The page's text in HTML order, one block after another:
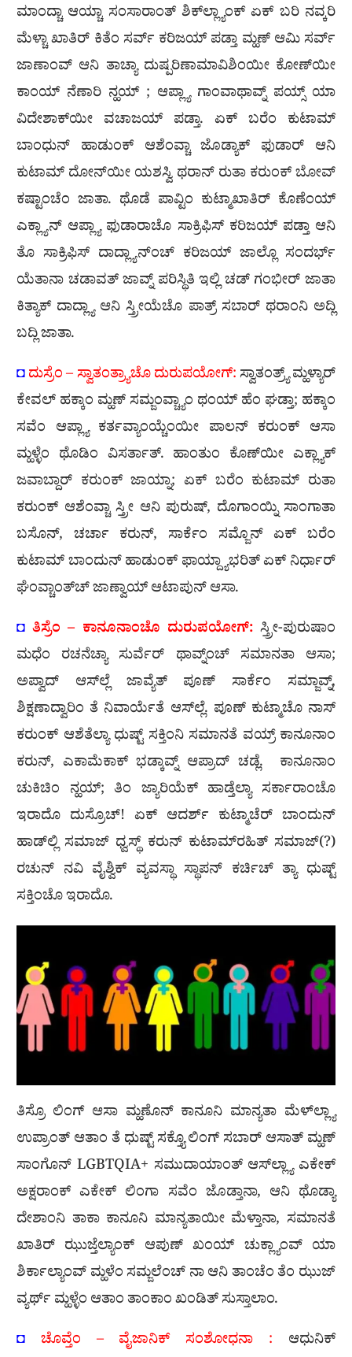
ಮಾಂದ್ಚಾ ಆಯ್ಚಾ ಸಂಸಾರಾಂತ್ ಶಿಕ್‍ಲ್ಲ್ಯಾಂಕ್ ಏಕ್ ಬರಿ ನವ್ಕರಿ
ಮೆಳ್ಚಾ ಖಾತಿರ್ ಕಿತೆಂ ಸರ್ವ್ ಕರಿಜಯ್ ಪಡ್ತಾ ಮ್ಹಣ್ ಆಮಿ ಸರ್ವ್
ಜಾಣಾಂವ್ ಆನಿ ತಾಚ್ಯಾ ದುಷ್ಪರಿಣಾಮಾವಿಶಿಂಯೀ ಕೋಣ್‍ಯೀ
ಕಾಂಯ್ ನೆಣಾರಿ ನ್ಹಯ್ ; ಆಪ್ಲ್ಯಾ ಗಾಂವಾಥಾವ್ನ್ ಪಯ್ಸ್ ಯಾ
ವಿದೇಶಾಕ್‍ಯೀ ವಚಾಜಯ್ ಪಡ್ತಾ. ಏಕ್ ಬರೆಂ ಕುಟಾಮ್
ಬಾಂಧುನ್ ಹಾಡುಂಕ್ ಆಶೆಂವ್ಚಾ ಜೊಡ್ಯಾಕ್ ಫುಡಾರ್ ಆನಿ
ಕುಟಾಮ್ ದೋನ್‍ಯೀ ಯಶಸ್ವಿ ಥರಾನ್ ರುತಾ ಕರುಂಕ್ ಬೋವ್
ಕಷ್ಟಾಂಚೆಂ ಜಾತಾ. ಥೊಡೆ ಪಾವ್ಟಿಂ ಕುಟ್ಮಾಖಾತಿರ್ ಕೊಣೆಂಯ್
ಎಕ್ಲ್ಯಾನ್ ಆಪ್ಲ್ಯಾ ಫುಡಾರಾಚೊ ಸಾಕ್ರಿಫಿಸ್ ಕರಿಜಯ್ ಪಡ್ತಾ ಆನಿ
ತೊ ಸಾಕ್ರಿಫಿಸ್ ದಾದ್ಲ್ಯಾನ್ಂಚ್ ಕರಿಜಯ್ ಜಾಲ್ಲೊ ಸಂದರ್ಭ್
ಯೆತಾನಾ ಚಡಾವತ್ ಜಾವ್ನ್ ಪರಿಸ್ಥಿತಿ ಇಲ್ಲಿ ಚಡ್ ಗಂಭೀರ್ ಜಾತಾ
ಕಿತ್ಯಾಕ್ ದಾದ್ಲ್ಯಾ ಆನಿ ಸ್ತ್ರೀಯೆಚೊ ಪಾತ್ರ್ ಸಬಾರ್ ಥರಾಂನಿ ಅದ್ಲಿ
ಬದ್ಲಿ ಜಾತಾ.
◘ದುಸ್ರೆಂ – ಸ್ವಾತಂತ್ರ್ಯಾಚೊ ದುರುಪಯೋಗ್: ಸ್ವಾತಂತ್ರ್ಯ್ ಮ್ಹಳ್ಯಾರ್
ಕೇವಲ್ ಹಕ್ಕಾಂ ಮ್ಹಣ್ ಸಮ್ಜಂವ್ಚ್ಯಾಂ ಥಂಯ್ ಹೆಂ ಘಡ್ತಾ; ಹಕ್ಕಾಂ
ಸವೆಂ ಆಪ್ಲ್ಯಾ ಕರ್ತವ್ಯಾಂಯ್ಚೆಂಯೀ ಪಾಲನ್ ಕರುಂಕ್ ಆಸಾ
ಮ್ಹಳ್ಳೆಂ ಥೊಡಿಂ ವಿಸರ್ತಾತ್. ಹಾಂತುಂ ಕೊಣ್‍ಯೀ ಎಕ್ಲ್ಯಾಕ್
ಜವಾಬ್ದಾರ್ ಕರುಂಕ್ ಜಾಯ್ನಾ; ಏಕ್ ಬರೆಂ ಕುಟಾಮ್ ರುತಾ
ಕರುಂಕ್ ಆಶೆಂವ್ಚಾ ಸ್ತ್ರೀ ಆನಿ ಪುರುಷ್, ದೊಗಾಂಯ್ನಿ ಸಾಂಗಾತಾ
ಬಸೊನ್, ಚರ್ಚಾ ಕರುನ್, ಸಾರ್ಕೆಂ ಸಮ್ಜೊನ್ ಏಕ್ ಬರೆಂ
ಕುಟಾಮ್ ಬಾಂದುನ್ ಹಾಡುಂಕ್ ಫಾಯ್ದ್ಯಾಭರಿತ್ ಏಕ್ ನಿರ್ಧಾರ್
ಘೆಂವ್ಚಾಂತ್‍ಚ್ ಜಾಣ್ವಾಯ್ ಆಟಾಪುನ್ ಆಸಾ.
◘ ತಿಸ್ರೆಂ – ಕಾನೂನಾಂಚೊ ದುರುಪಯೋಗ್:ಸ್ತ್ರೀ-ಪುರುಷಾಂ
ಮಧೆಂ ರಚನೆಚ್ಯಾ ಸುರ್ವೆರ್ ಥಾವ್ನ್ಂಚ್ ಸಮಾನತಾ ಆಸಾ;
ಅಪ್ವಾದ್ ಆಸ್‍ಲ್ಲೆ ಜಾವ್ಯೆತ್ ಪೂಣ್ ಸಾರ್ಕೆಂ ಸಮ್ಜಾವ್ನ್,
ಶಿಕ್ಷಣಾದ್ವಾರಿಂ ತೆ ನಿವಾರ್ಯೆತೆ ಆಸ್‍ಲ್ಲೆ. ಪೂಣ್ ಕುಟ್ಮಾಚೊ ನಾಸ್
ಕರುಂಕ್ ಆಶೆತೆಲ್ಯಾ ಧುಷ್ಟ್ ಸಕ್ತಿಂನಿ ಸಮಾನತೆ ವಯ್ರ್ ಕಾನೂನಾಂ
ಕರುನ್, ಎಕಾಮೆಕಾಕ್ ಭಡ್ಕಾವ್ನ್ ಆಪ್ರಾದ್ ಚಡ್ಲೆ. ಕಾನೂನಾಂ
ಚುಕಿಚಿಂ ನ್ಹಯ್; ತಿಂ ಜ್ಯಾರಿಯೆಕ್ ಹಾಡ್ತೆಲ್ಯಾ ಸರ್ಕಾರಾಂಚೊ
ಇರಾದೊ ದುಸ್ರೊಚ್! ಏಕ್ ಆದರ್ಶ್ ಕುಟ್ಮಾಚೆರ್ ಬಾಂದುನ್
ಹಾಡ್‍ಲ್ಲಿ ಸಮಾಜ್ ಧ್ವಸ್ಥ್ ಕರುನ್ ಕುಟಾಮ್‍ರಹಿತ್ ಸಮಾಜ್(?)
ರಚುನ್ ನವಿ ವೈಶ್ವಿಕ್ ವ್ಯವಸ್ಥಾ ಸ್ಥಾಪನ್ ಕರ್ಚಿಚ್ ತ್ಯಾ ಧುಷ್ಟ್
ಸಕ್ತಿಂಚೊ ಇರಾದೊ.
ತಿಸ್ರೊ ಲಿಂಗ್ ಆಸಾ ಮ್ಹಣೊನ್ ಕಾನೂನಿ ಮಾನ್ಯತಾ ಮೆಳ್‍ಲ್ಲ್ಯಾ
ಉಪ್ರಾಂತ್ ಆತಾಂ ತೆ ಧುಷ್ಟ್ ಸಕ್ತ್ಯೊ ಲಿಂಗ್ ಸಬಾರ್ ಆಸಾತ್ ಮ್ಹಣ್
ಸಾಂಗೊನ್ LGBTQIA+ ಸಮುದಾಯಾಂತ್ ಆಸ್‍ಲ್ಲ್ಯಾ ಎಕೇಕ್
ಅಕ್ಷರಾಂಕ್ ಎಕೇಕ್ ಲಿಂಗಾ ಸವೆಂ ಜೊಡ್ತಾನಾ, ಆನಿ ಥೊಡ್ಯಾ
ದೇಶಾಂನಿ ತಾಕಾ ಕಾನೂನಿ ಮಾನ್ಯತಾಯೀ ಮೆಳ್ತಾನಾ, ಸಮಾನತೆ
ಖಾತಿರ್ ಝುಜ್ತೆಲ್ಯಾಂಕ್ ಆಪುಣ್ ಖಂಯ್ ಚುಕ್ಲ್ಯಾಂವ್ ಯಾ
ಶಿರ್ಕಾಲ್ಯಾಂವ್ ಮ್ಹಳೆಂ ಸಮ್ಜಲೆಂಚ್ ನಾ ಆನಿ ತಾಂಚೆಂ ತೆಂ ಝುಜ್
ವ್ಯರ್ಥ್ ಮ್ಹಳ್ಳೆಂ ಆತಾಂ ತಾಂಕಾಂ ಖಂಡಿತ್ ಸುಸ್ತಾಲಾಂ.
◘ ಚೊವ್ತೆಂ – ವೈಜಾನಿಕ್ ಸಂಶೋಧನಾ : ಆಧುನಿಕ್